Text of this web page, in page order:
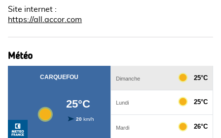
Site internet :
https://all.accor.com
Météo